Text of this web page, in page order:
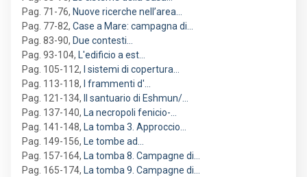
Pag. 71-76, Nuove ricerche nell’area…
Pag. 77-82, Case a Mare: campagna di…
Pag. 83-90, Due contesti…
Pag. 93-104, L'edificio a est…
Pag. 105-112,
I sistemi di copertura…
Pag. 113-118,
I frammenti d'…
Pag. 121-134,
Il santuario di Eshmun/…
Pag. 137-140, La necropoli fenicio-…
Pag. 141-148, La tomba 3. Approccio…
Pag. 149-156, Le tombe ad…
Pag. 157-164, La tomba 8. Campagne di…
Pag. 165-174, La tomba 9. Campagne di…